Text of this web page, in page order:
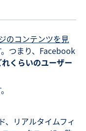
のコンテンツを見
つまり、Facebook
れくらいのユーザー
、リアルタイムフィ